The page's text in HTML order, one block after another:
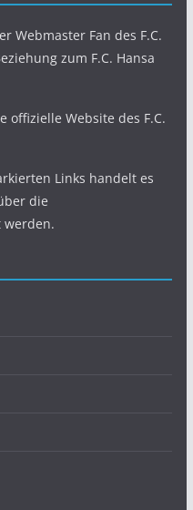
Webmaster Fan des F.C.
zum F.C. Hansa
offizielle Website des F.C.
Links handelt es
die
werden.